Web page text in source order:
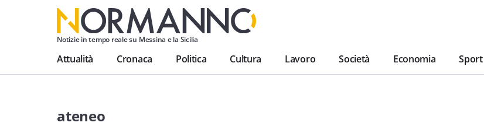
Notizie in tempo reale su Messina e la Sicilia
Attualità Cronaca Politica Cultura Lavoro Società Economia Sport
ateneo